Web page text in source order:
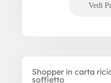
Shopper in carta
soffietto